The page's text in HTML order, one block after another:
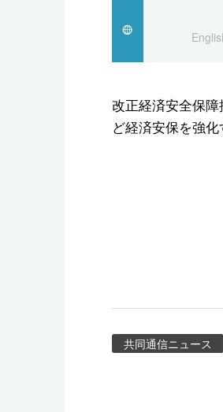
スポーツ・東京2020
改正経済安全保
ど経済安保を強
共同通信ニュース